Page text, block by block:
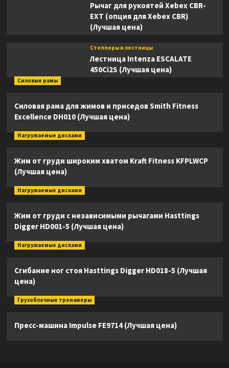
Рычаг для рукоятей Xebex CBR-
EXT (опция для Xebex CBR)
(Лучшая цена)
Степперы и лестницы
Лестница Intenza ESCALATE
450Ci2S (Лучшая цена)
Силовые рамы
Силовая рама для жимов и приседов Smith Fitness
Excellence DH010 (Лучшая цена)
Нагружаемые дисками
Жим от груди широким хватом Kraft Fitness KFPLWCP
(Лучшая цена)
Нагружаемые дисками
Жим от груди с независимыми рычагами Hasttings
Digger HD001-5 (Лучшая цена)
Нагружаемые дисками
Сгибание ног стоя Hasttings Digger HD018-5 (Лучшая
цена)
Грузоблочные тренажеры
Пресс-машина Impulse FE9714 (Лучшая цена)